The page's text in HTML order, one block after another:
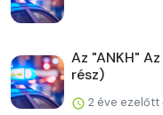
Az "ANKH"
rész)
2 éve ezelőtt